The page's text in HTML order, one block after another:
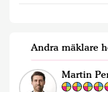
Andra mäklare
Martin